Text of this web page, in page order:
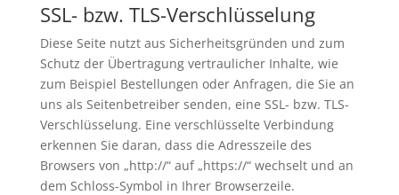
SSL- bzw. TLS-Verschlüsselung
Diese Seite nutzt aus Sicherheitsgründen und zum
Schutz der Übertragung vertraulicher Inhalte, wie
zum Beispiel Bestellungen oder Anfragen, die Sie an
uns als Seitenbetreiber senden, eine SSL- bzw. TLS-
Verschlüsselung. Eine verschlüsselte Verbindung
erkennen Sie daran, dass die Adresszeile des
Browsers von „http://“ auf „https://“ wechselt und an
dem Schloss-Symbol in Ihrer Browserzeile.